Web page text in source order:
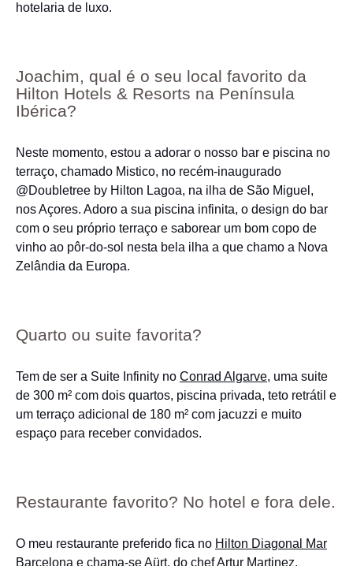
hotelaria de luxo.
Joachim, qual é o seu local favorito da
Hilton Hotels & Resorts na Península
Ibérica?
Neste momento, estou a adorar o nosso bar e piscina no
terraço, chamado Mistico, no recém-inaugurado
@Doubletree by Hilton Lagoa, na ilha de São Miguel,
nos Açores. Adoro a sua piscina infinita, o design do bar
com o seu próprio terraço e saborear um bom copo de
vinho ao pôr-do-sol nesta bela ilha a que chamo a Nova
Zelândia da Europa.
Quarto ou suite favorita?
Tem de ser a Suite Infinity no Conrad Algarve, uma suite
de 300 m² com dois quartos, piscina privada, teto retrátil e
um terraço adicional de 180 m² com jacuzzi e muito
espaço para receber convidados.
Restaurante favorito? No hotel e fora dele.
O meu restaurante preferido fica no Hilton Diagonal Mar
Barcelona e chama-se Aürt, do chef Artur Martinez,